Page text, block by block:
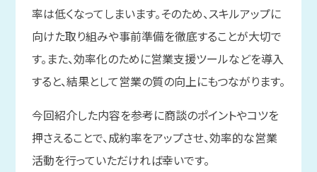
率は低くなってしまいます。そのため、スキルアップに
向けた取り組みや事前準備を徹底することが大切で
す。また、効率化のために営業支援ツールなどを導入
すると、結果として営業の質の向上にもつながります。
今回紹介した内容を参考に商談のポイントやコツを
押さえることで、成約率をアップさせ、効率的な営業
活動を行っていただければ幸いです。